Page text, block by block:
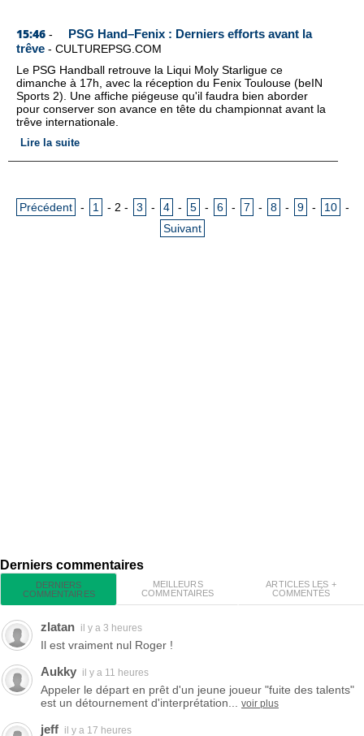
15:46 -
PSG Hand–Fenix : Derniers efforts avant la
trêve - CULTUREPSG.COM
Le PSG Handball retrouve la Liqui Moly Starligue ce
dimanche à 17h, avec la réception du Fenix Toulouse (beIN
Sports 2). Une affiche piégeuse qu'il faudra bien aborder
pour conserver son avance en tête du championnat avant la
trêve internationale.
Lire la suite
Précédent - 1 - 2 - 3 - 4 - 5 - 6 - 7 - 8 - 9 - 10
-
Suivant
Derniers commentaires
DERNIERS
COMMENTAIRES
MEILLEURS
COMMENTAIRES
ARTICLES LES +
COMMENTÉS
zlatan il y a 3 heures
Il est vraiment nul Roger !
Aukky il y a 11 heures
Appeler le départ en prêt d'un jeune joueur "fuite des talents"
est un détournement d'interprétation...
voir plus
jeff il y a 17 heures